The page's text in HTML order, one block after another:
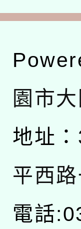
園市
地址：
平西
電話